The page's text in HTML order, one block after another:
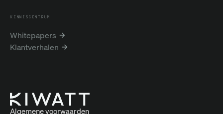
KENNISCENTRUM
Whitepapers
Klantverhalen
Algemene voorwaarden